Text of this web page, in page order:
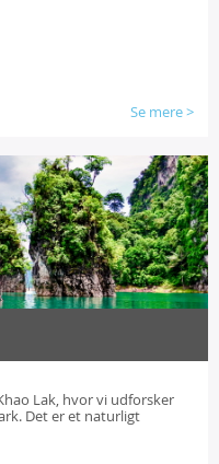
Se mere>
Lak, hvor vi udforsker
Det er et naturligt